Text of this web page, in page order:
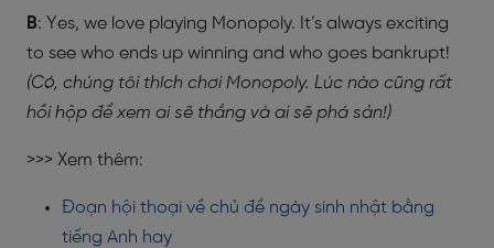
B: Yes, we love playing Monopoly. It’s always exciting
to see who ends up winning and who goes bankrupt!
(Có, chúng tôi thích chơi Monopoly. Lúc nào cũng rất
hồi hộp để xem ai sẽ thắng và ai sẽ phá sản!)
>>> Xem thêm:
Đoạn hội thoại về chủ đề ngày sinh nhật bằng
tiếng Anh hay